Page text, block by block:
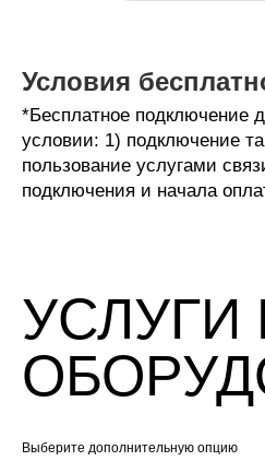
Условия
*Бесплатное подключение
условии: 1) подключение
пользование услугами
подключения и начала
УСЛУГИ
Выберите дополнительную опцию